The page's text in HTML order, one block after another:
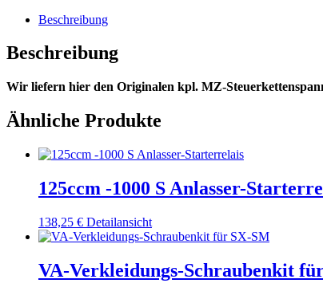
Beschreibung
Beschreibung
Wir liefern hier den Originalen kpl. MZ-
Ähnliche Produkte
125ccm -1000 S Anlasser-
138,25 € Detailansicht
VA-Verkleidungs-Schraubenkit